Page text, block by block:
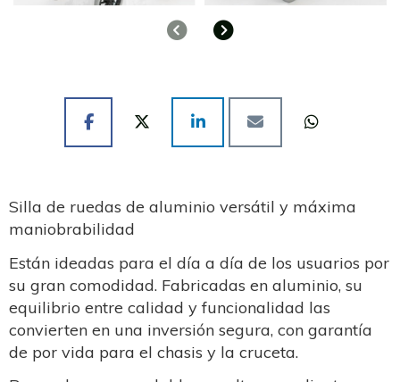
AnteriorSiguiente
Silla de ruedas de aluminio versátil y máxima
maniobrabilidad
Están ideadas para el día a día de los usuarios por
su gran comodidad. Fabricadas en aluminio, su
equilibrio entre calidad y funcionalidad las
convierten en una inversión segura, con garantía
de por vida para el chasis y la cruceta.